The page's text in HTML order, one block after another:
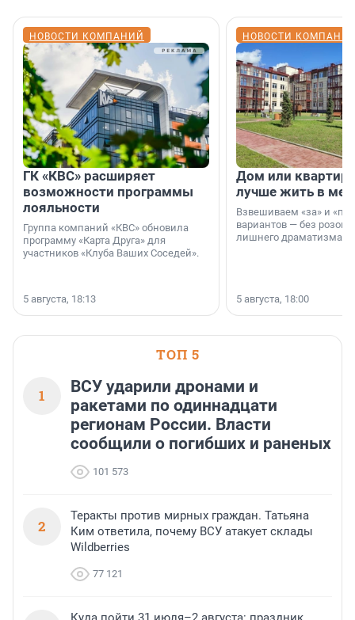
НОВОСТИ КОМПАНИЙ
ГК «КВС» расширяет
возможности программы
лояльности
Группа компаний «КВС» обновила
программу «Карта Друга» для
участников «Клуба Ваших Соседей».
5 августа, 18:13
НОВОСТИ
Дом или
лучше жить в
Взвешиваем «за» и
вариантов — без
лишнего драматизма.
5 августа, 18:00
ТОП 5
1
ВСУ ударили дронами и
ракетами по одиннадцати
регионам России. Власти
сообщили о погибших и раненых
101 573
2
Теракты против мирных граждан. Татьяна
Ким ответила, почему ВСУ атакует склады
Wildberries
77 121